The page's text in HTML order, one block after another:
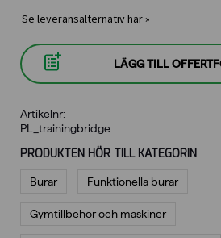
Se leveransalternativ här »
LÄGG TILL
Artikelnr:
PL_trainingbridge
PRODUKTEN HÖR TILL KATEGORIN
Burar Funktionella burar
Gymtillbehör och maskiner